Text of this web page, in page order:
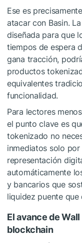
Ese es
atacar con Basin.
diseñada para que
tiempos de espera
gana tracción,
productos
equivalentes
funcionalidad.
Para lectores
el punto clave es
tokenizado no
inmediatos solo
representación
automáticamente
y bancarios que
liquidez puente
El avance de
blockchain